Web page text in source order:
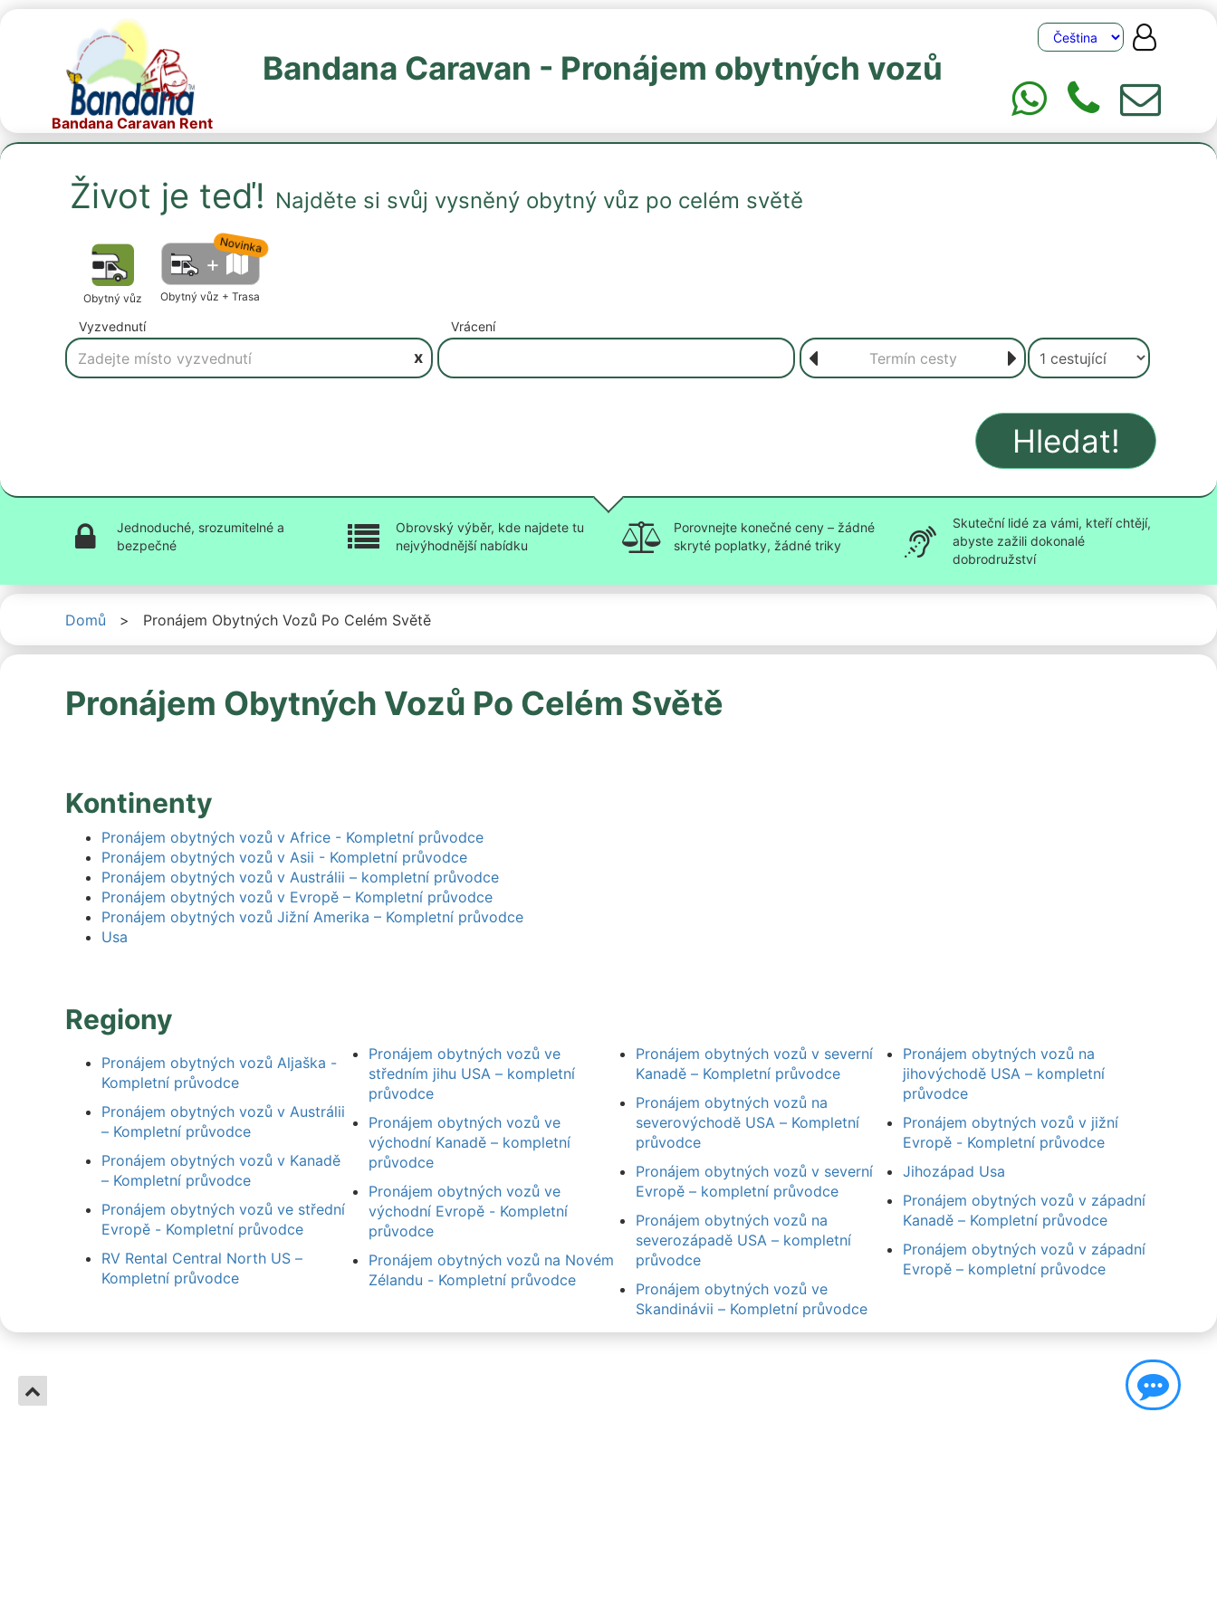
Bandana Caravan Rent
Bandana Caravan - Pronájem obytných vozů
Život je teď! Najděte si svůj vysněný obytný vůz po celém světě
Obytný vůz
+
Novinka
Obytný vůz + Trasa
Vyzvednutí
x
Vrácení
Hledat!
Jednoduché, srozumitelné a
bezpečné
Obrovský výběr, kde najdete tu
nejvýhodnější nabídku
Porovnejte konečné ceny – žádné
skryté poplatky, žádné triky
Skuteční lidé za vámi, kteří chtějí,
abyste zažili dokonalé
dobrodružství
Domů > Pronájem Obytných Vozů Po Celém Světě
Pronájem Obytných Vozů Po Celém Světě
Kontinenty
Pronájem obytných vozů v Africe - Kompletní průvodce
Pronájem obytných vozů v Asii - Kompletní průvodce
Pronájem obytných vozů v Austrálii – kompletní průvodce
Pronájem obytných vozů v Evropě – Kompletní průvodce
Pronájem obytných vozů Jižní Amerika – Kompletní průvodce
Usa
Regiony
Pronájem obytných vozů Aljaška -
Kompletní průvodce
Pronájem obytných vozů v Austrálii
– Kompletní průvodce
Pronájem obytných vozů v Kanadě
– Kompletní průvodce
Pronájem obytných vozů ve střední
Evropě - Kompletní průvodce
RV Rental Central North US –
Kompletní průvodce
Pronájem obytných vozů ve
středním jihu USA – kompletní
průvodce
Pronájem obytných vozů ve
východní Kanadě – kompletní
průvodce
Pronájem obytných vozů ve
východní Evropě - Kompletní
průvodce
Pronájem obytných vozů na Novém
Zélandu - Kompletní průvodce
Pronájem obytných vozů v severní
Kanadě – Kompletní průvodce
Pronájem obytných vozů na
severovýchodě USA – Kompletní
průvodce
Pronájem obytných vozů v severní
Evropě – kompletní průvodce
Pronájem obytných vozů na
severozápadě USA – kompletní
průvodce
Pronájem obytných vozů ve
Skandinávii – Kompletní průvodce
Pronájem obytných vozů na
jihovýchodě USA – kompletní
průvodce
Pronájem obytných vozů v jižní
Evropě - Kompletní průvodce
Jihozápad Usa
Pronájem obytných vozů v západní
Kanadě – Kompletní průvodce
Pronájem obytných vozů v západní
Evropě – kompletní průvodce